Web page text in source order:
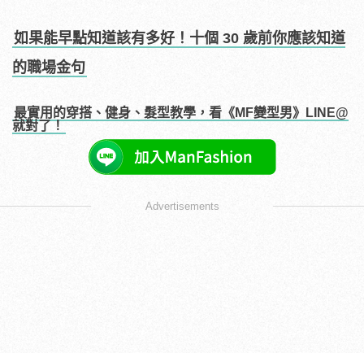
如果能早點知道該有多好！十個 30 歲前你應該知道
的職場金句
最實用的穿搭、健身、髮型教學，看《MF變型男》LINE@
就對了！
Advertisements